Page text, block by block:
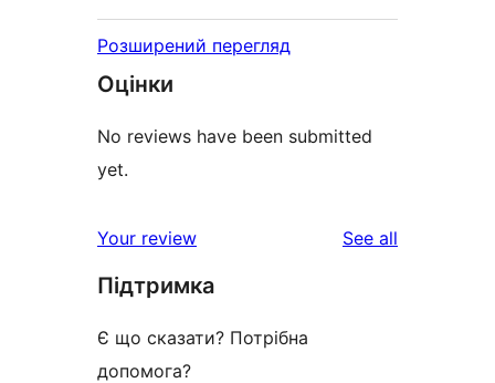
Розширений перегляд
Оцінки
No reviews have been submitted
yet.
Your review See all
Підтримка
Є що сказати? Потрібна
допомога?